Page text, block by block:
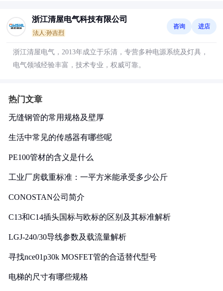
浙江清屋电气科技有限公司
法人:孙吉烈
咨询 进店
浙江清屋电气，2013年成立于乐清，专营多种电源系统及灯具，
电气领域经验丰富，技术专业，权威可靠。
热门文章
无缝钢管的常用规格及壁厚
生活中常见的传感器有哪些呢
PE100管材的含义是什么
工业厂房载重标准：一平方米能承受多少公斤
CONOSTAN公司简介
C13和C14插头国标与欧标的区别及其标准解析
LGJ-240/30导线参数及载流量解析
寻找nce01p30k MOSFET管的合适替代型号
电梯的尺寸有哪些规格